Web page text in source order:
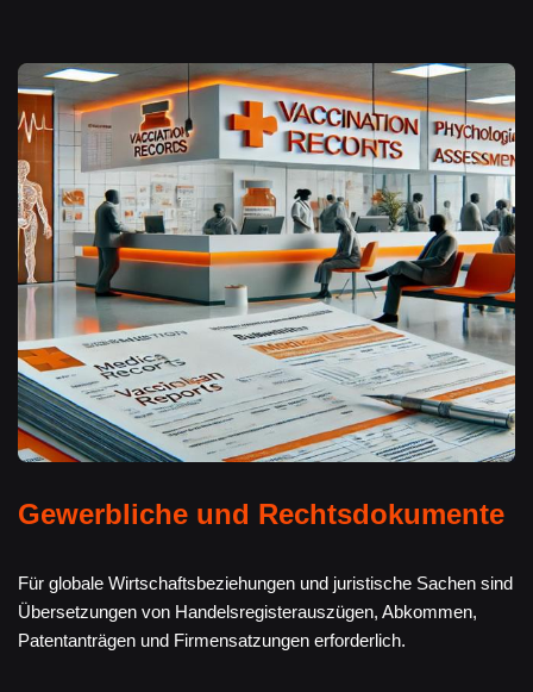
Gewerbliche und Rechtsdokumente
Für globale Wirtschaftsbeziehungen und juristische Sachen sind
Übersetzungen von Handelsregisterauszügen, Abkommen,
Patentanträgen und Firmensatzungen erforderlich.